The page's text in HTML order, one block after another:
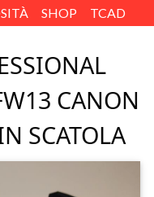
SHOP TCAD
CANON
SCATOLA